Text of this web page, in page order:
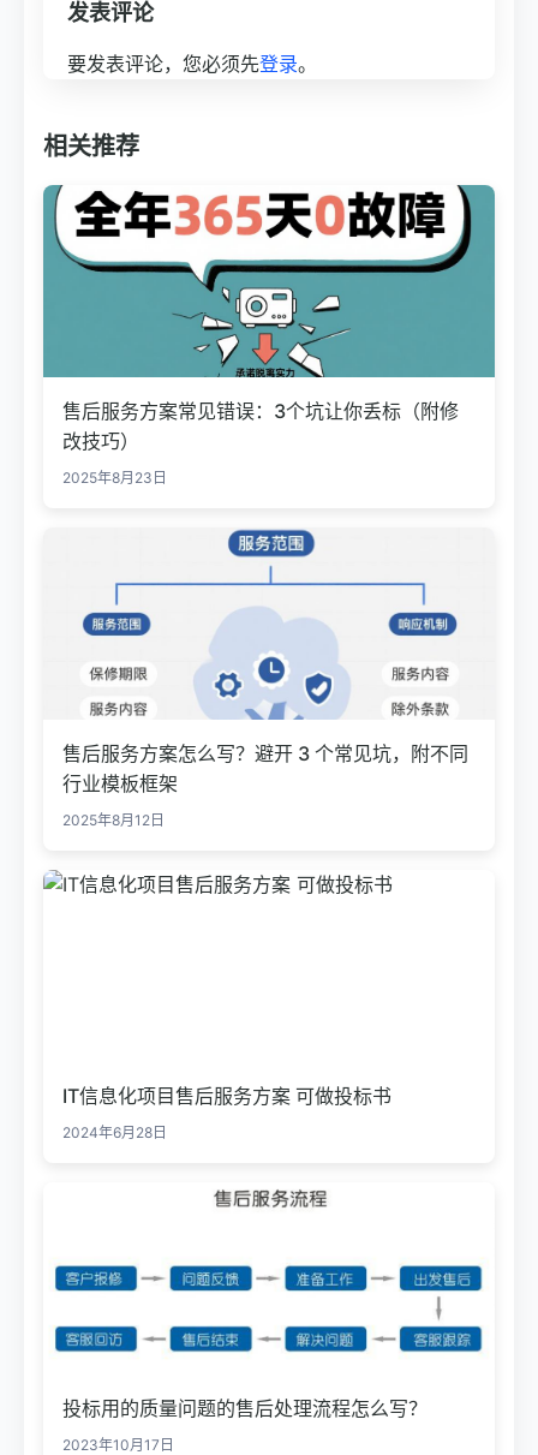
发表评论
要发表评论，您必须先登录。
相关推荐
售后服务方案常见错误：3个坑让你丢标（附修
改技巧）
2025年8月23日
售后服务方案怎么写？避开 3 个常见坑，附不同
行业模板框架
2025年8月12日
IT信息化项目售后服务方案 可做投标书
2024年6月28日
投标用的质量问题的售后处理流程怎么写？
2023年10月17日